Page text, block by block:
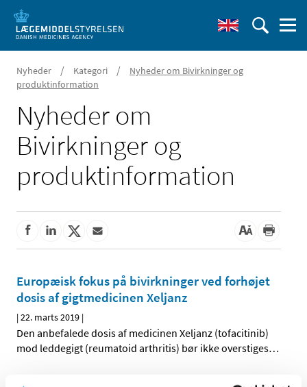
Nyheder / Kategori /
Nyheder om Bivirkninger og
produktinformation
Nyheder om
Bivirkninger og
produktinformation
Europæisk fokus på bivirkninger ved forhøjet
dosis af gigtmedicinen Xeljanz
|22. marts 2019 |
Den anbefalede dosis af medicinen Xeljanz (tofacitinib)
mod leddegigt (reumatoid arthritis) bør ikke overstiges…